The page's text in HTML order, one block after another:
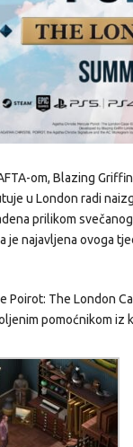
om, Blazing
u London radi
prilikom
je najavljena ovoga
Poirot: The London
pomoćnikom iz